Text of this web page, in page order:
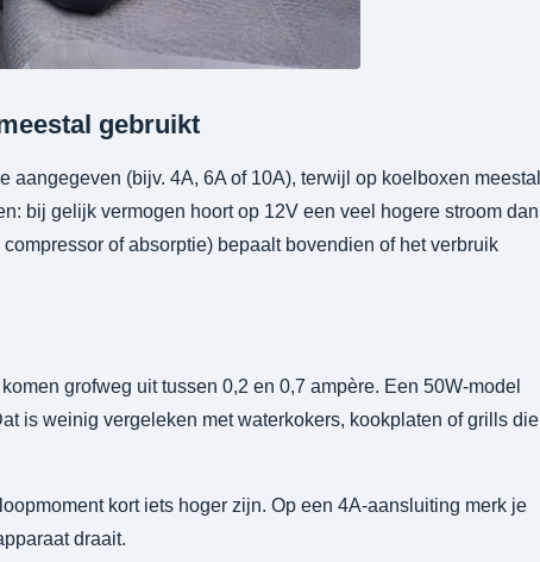
gebruikt
(bijv. 4A, 6A of 10A), terwijl op koelboxen meestal
bij gelijk vermogen hoort op 12V een veel hogere stroom dan
of absorptie) bepaalt bovendien of het verbruik
grofweg uit tussen 0,2 en 0,7 ampère. Een 50W-model
is weinig vergeleken met waterkokers, kookplaten of grills die
kort iets hoger zijn. Op een 4A-aansluiting merk je
draait.